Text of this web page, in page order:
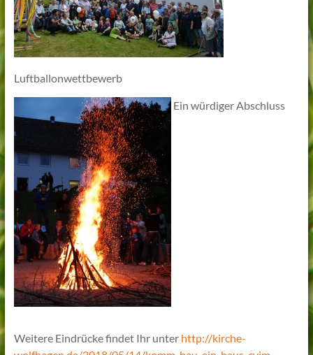
Luftballonwettbewerb
Ein würdiger Abschluss
Weitere Eindrücke findet Ihr unter http://kirche-